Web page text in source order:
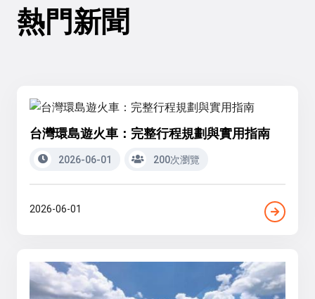
熱門新聞
台灣環島遊火車：完整行程規劃與實用指南
2026-06-01 200次瀏覽
2026-06-01